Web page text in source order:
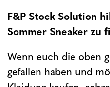
F&P Stock Solution
Sommer Sneaker zu
Wenn euch die oben
gefallen haben und